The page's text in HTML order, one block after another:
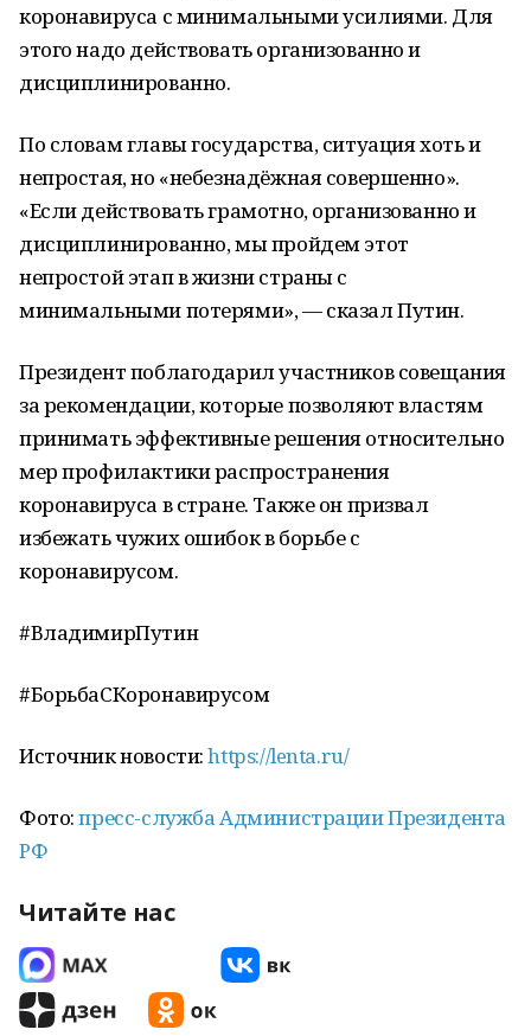
коронавируса с минимальными усилиями. Для
этого надо действовать организованно и
дисциплинированно.
По словам главы государства, ситуация хоть и
непростая, но «небезнадёжная совершенно».
«Если действовать грамотно, организованно и
дисциплинированно, мы пройдем этот
непростой этап в жизни страны с
минимальными потерями», — сказал Путин.
Президент поблагодарил участников совещания
за рекомендации, которые позволяют властям
принимать эффективные решения относительно
мер профилактики распространения
коронавируса в стране. Также он призвал
избежать чужих ошибок в борьбе с
коронавирусом.
#ВладимирПутин
#БорьбаСКоронавирусом
Источник новости:https://lenta.ru/
Фото:пресс-служба Администрации Президента
РФ
Читайте нас